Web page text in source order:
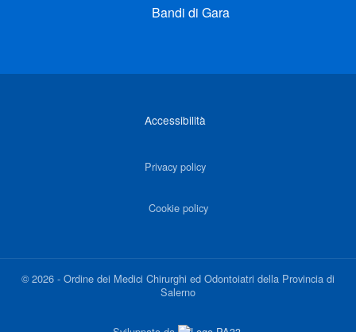
Bandi di Gara
Accessibilità
Privacy policy
Cookie policy
©2026 - Ordine dei Medici Chirurghi ed Odontoiatri della Provincia di
Salerno